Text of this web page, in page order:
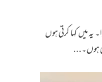
یہ میں کہا کرتی ہوں
ہوں۔...